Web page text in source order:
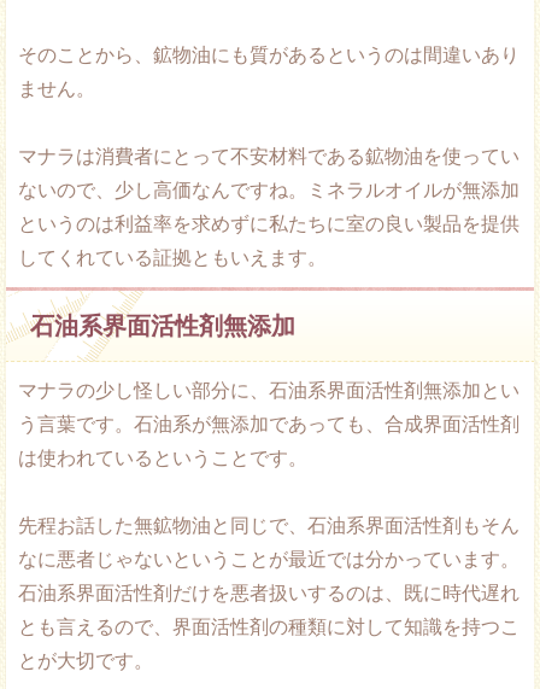
そのことから、鉱物油にも質があるというのは間違いあり
ません。
マナラは消費者にとって不安材料である鉱物油を使ってい
ないので、少し高価なんですね。ミネラルオイルが無添加
というのは利益率を求めずに私たちに室の良い製品を提供
してくれている証拠ともいえます。
石油系界面活性剤無添加
マナラの少し怪しい部分に、石油系界面活性剤無添加とい
う言葉です。石油系が無添加であっても、合成界面活性剤
は使われているということです。
先程お話した無鉱物油と同じで、石油系界面活性剤もそん
なに悪者じゃないということが最近では分かっています。
石油系界面活性剤だけを悪者扱いするのは、既に時代遅れ
とも言えるので、界面活性剤の種類に対して知識を持つこ
とが大切です。